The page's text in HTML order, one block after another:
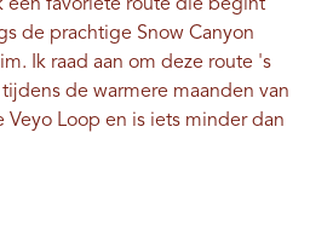
een favoriete route die begint
de prachtige Snow Canyon
Ik raad aan om deze route 's
de warmere maanden van
Veyo Loop en is iets minder dan